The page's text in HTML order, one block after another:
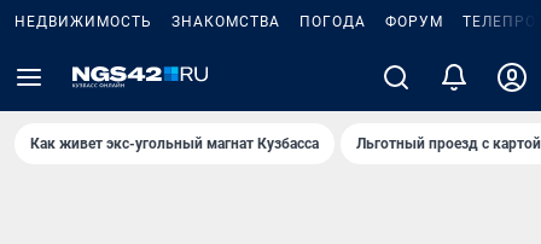
НЕДВИЖИМОСТЬ ЗНАКОМСТВА ПОГОДА ФОРУМ
Как живет экс-угольный магнат Кузбасса Льготный проезд с